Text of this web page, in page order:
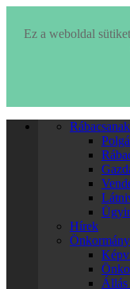
Ez a weboldal
Rábacsanak
Hírek
Állás